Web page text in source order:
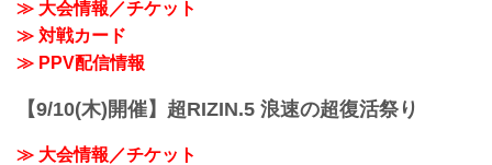
≫ 大会情報／チケット
≫ 対戦カード
≫ PPV配信情報
【9/10(木)開催】超RIZIN.5 浪速の超復活祭り
≫ 大会情報／チケット